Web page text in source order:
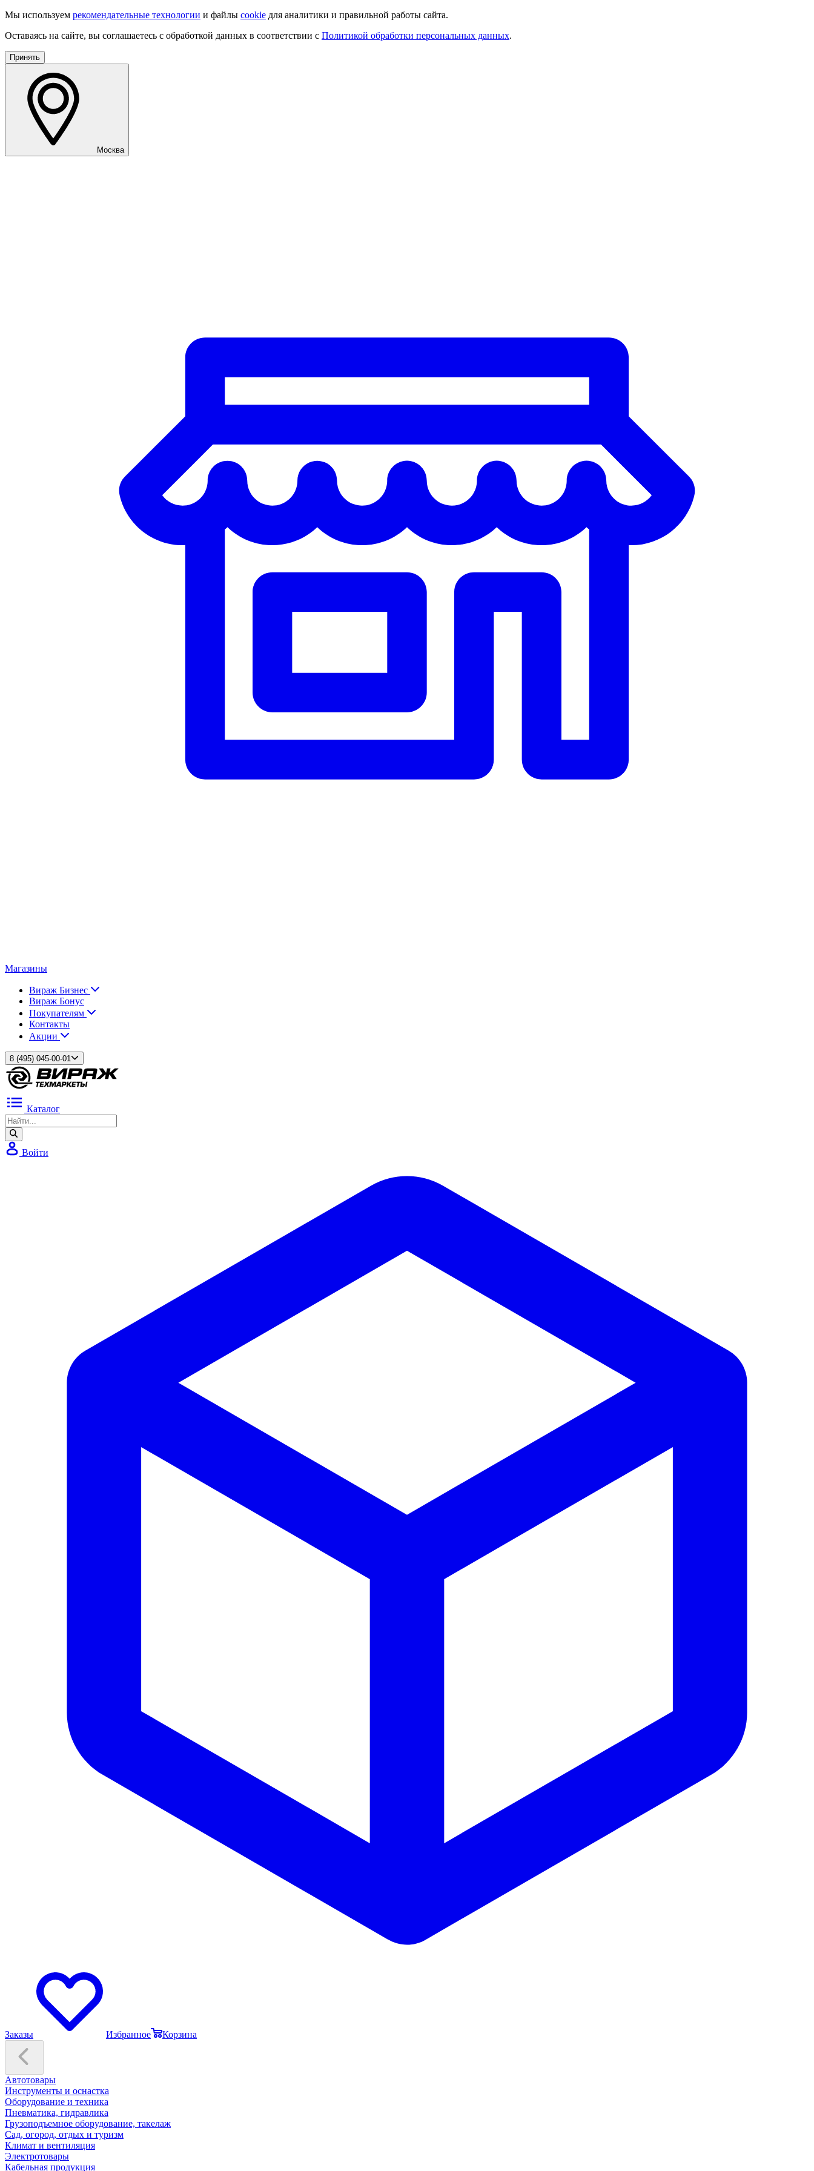
Мы используем рекомендательные технологии и файлы cookie для аналитики и правильной работы сайта.
Оставаясь на сайте, вы соглашаетесь с обработкой данных в соответствии с Политикой обработки персональных данных.
Принять
Москва
Магазины
Вираж Бизнес
Вираж Бонус
Покупателям
Контакты
Акции
8 (495) 045-00-01
Каталог
Войти
Заказы Избранное Корзина
Автотовары
Инструменты и оснастка
Оборудование и техника
Пневматика, гидравлика
Грузоподъемное оборудование, такелаж
Сад, огород, отдых и туризм
Климат и вентиляция
Электротовары
Кабельная продукция